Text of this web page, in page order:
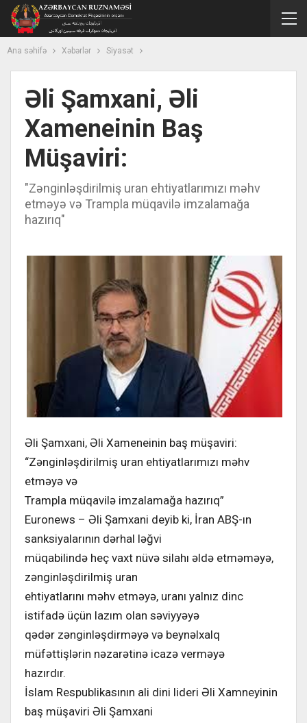
Ana səhifə Xəbərlər Siyasət
Əli Şamxani, Əli
Xameneinin Baş
Müşaviri:
"Zənginləşdirilmiş uran ehtiyatlarımızı məhv
etməyə və Trampla müqavilə imzalamağa
hazırıq"
Əli Şamxani, Əli Xameneinin baş müşaviri:
“Zənginləşdirilmiş uran ehtiyatlarımızı məhv
etməyə və
Trampla müqavilə imzalamağa hazırıq”
Euronews – Əli Şamxani deyib ki, İran ABŞ-ın
sanksiyalarının dərhal ləğvi
müqabilində heç vaxt nüvə silahı əldə etməməyə,
zənginləşdirilmiş uran
ehtiyatlarını məhv etməyə, uranı yalnız dinc
istifadə üçün lazım olan səviyyəyə
qədər zənginləşdirməyə və beynəlxalq
müfəttişlərin nəzarətinə icazə verməyə
hazırdır.
İslam Respublikasının ali dini lideri Əli Xamneyinin
baş müşaviri Əli Şamxani